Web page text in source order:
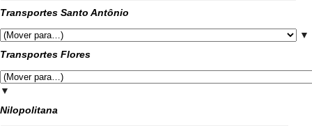
Transportes Santo Antônio
▼
Transportes Flores
▼
Nilopolitana